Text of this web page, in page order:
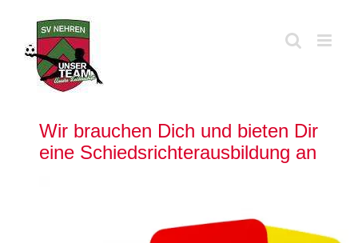
springen
Wir brauchen Dich und bieten Dir
eine Schiedsrichterausbildung an